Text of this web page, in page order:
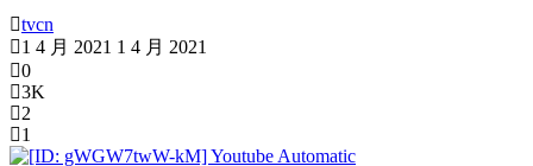
tvcn
1 4 月 2021 1 4 月 2021
0
3K
2
1